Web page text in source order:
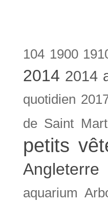
104 1900
2014 2014
quotidien
de Saint
petits
Angleterre
aquarium